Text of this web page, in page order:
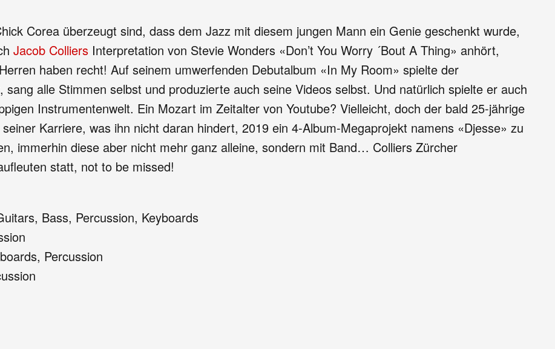
Corea überzeugt sind, dass dem Jazz mit diesem jungen Mann ein Genie geschenkt wurde,
Jacob Colliers Interpretation von Stevie Wonders «Don’t You Worry ´Bout A Thing» anhört,
haben recht! Auf seinem umwerfenden Debutalbum «In My Room» spielte der
alle Stimmen selbst und produzierte auch seine Videos selbst. Und natürlich spielte er auch
Instrumentenwelt. Ein Mozart im Zeitalter von Youtube? Vielleicht, doch der bald 25-jährige
Karriere, was ihn nicht daran hindert, 2019 ein 4-Album-Megaprojekt namens «Djesse» zu
immerhin diese aber nicht mehr ganz alleine, sondern mit Band… Colliers Zürcher
statt, not to be missed!
Bass, Percussion, Keyboards
Percussion